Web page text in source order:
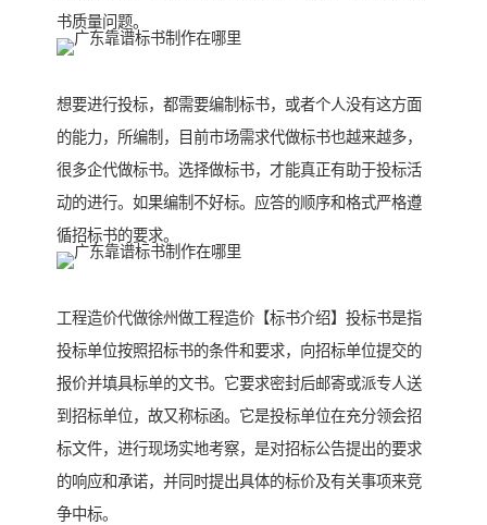
书质量问题。
想要进行投标，都需要编制标书，或者个人没有这方面
的能力，所编制，目前市场需求代做标书也越来越多，
很多企代做标书。选择做标书，才能真正有助于投标活
动的进行。如果编制不好标。应答的顺序和格式严格遵
循招标书的要求。
工程造价代做徐州做工程造价【标书介绍】投标书是指
投标单位按照招标书的条件和要求，向招标单位提交的
报价并填具标单的文书。它要求密封后邮寄或派专人送
到招标单位，故又称标函。它是投标单位在充分领会招
标文件，进行现场实地考察，是对招标公告提出的要求
的响应和承诺，并同时提出具体的标价及有关事项来竞
争中标。